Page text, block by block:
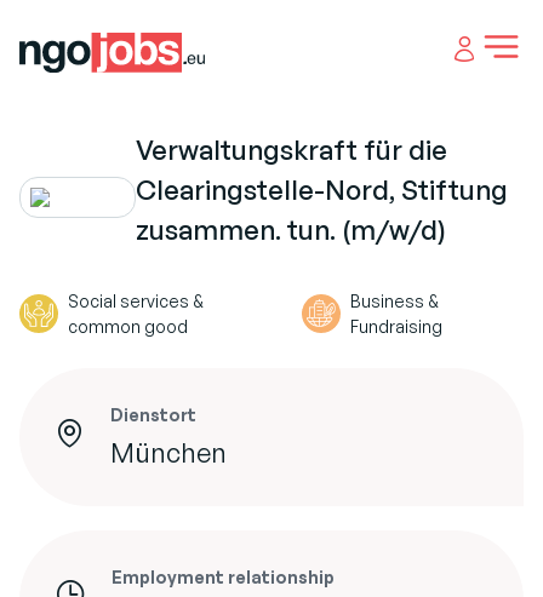
Open
Verwaltungskraft für die
Clearingstelle-Nord, Stiftung
zusammen. tun. (m/w/d)
Social services &
common good
Business &
Fundraising
Dienstort
München
Employment relationship